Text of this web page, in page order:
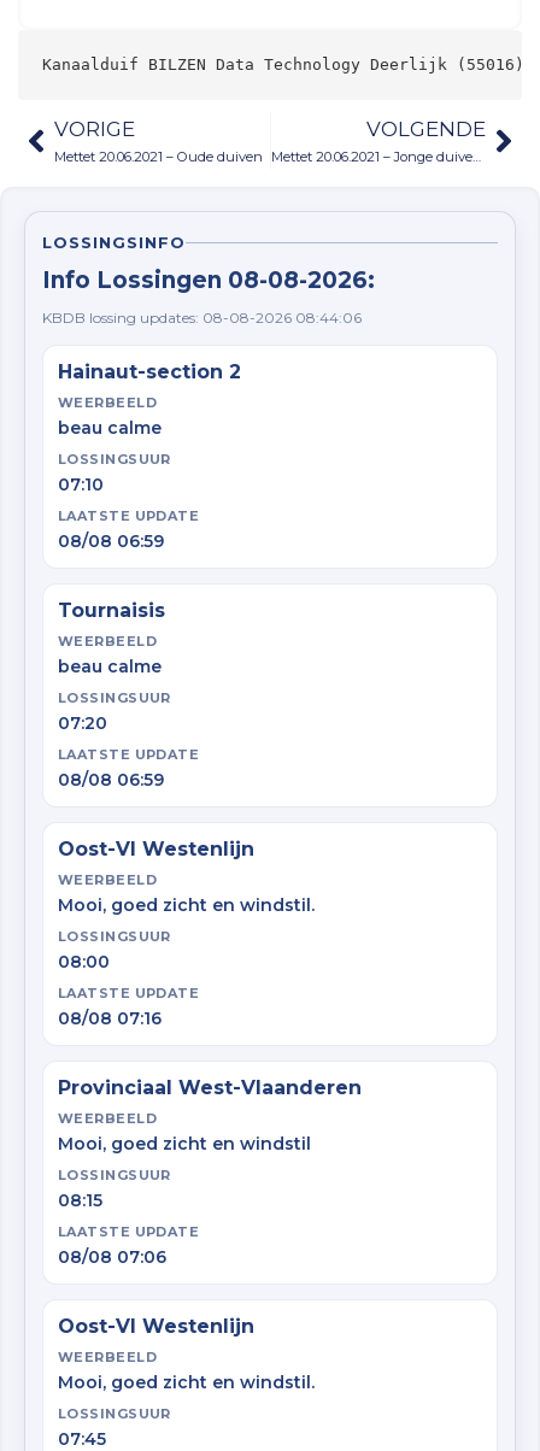
Kanaalduif BILZEN Data Technology Deerlijk (55016)
VORIGE
Mettet 20.06.2021 – Oude duiven
VOLGENDE
Mettet 20.06.2021 – Jonge duiven Reeks 2
LOSSINGSINFO
Info Lossingen 08-08-2026:
KBDB lossing updates: 08-08-2026 08:44:06
Hainaut-section 2
WEERBEELD
beau calme
LOSSINGSUUR
07:10
LAATSTE UPDATE
08/08 06:59
Tournaisis
WEERBEELD
beau calme
LOSSINGSUUR
07:20
LAATSTE UPDATE
08/08 06:59
Oost-Vl Westenlijn
WEERBEELD
Mooi, goed zicht en windstil.
LOSSINGSUUR
08:00
LAATSTE UPDATE
08/08 07:16
Provinciaal West-Vlaanderen
WEERBEELD
Mooi, goed zicht en windstil
LOSSINGSUUR
08:15
LAATSTE UPDATE
08/08 07:06
Oost-Vl Westenlijn
WEERBEELD
Mooi, goed zicht en windstil.
LOSSINGSUUR
07:45